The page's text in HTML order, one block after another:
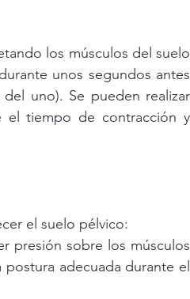
los músculos del suelo
unos segundos antes
uno). Se pueden realizar
el tiempo de contracción y
el suelo pélvico:
presión sobre los músculos
adecuada durante el